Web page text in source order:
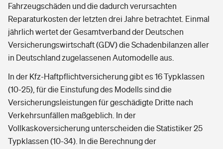
Fahrzeugschäden und die dadurch verursachten
Reparaturkosten der letzten drei Jahre betrachtet. Einmal
jährlich wertet der Gesamtverband der Deutschen
Versicherungswirtschaft (GDV) die Schadenbilanzen aller
in Deutschland zugelassenen Automodelle aus.
In der Kfz-Haftpflichtversicherung gibt es 16 Typklassen
(10-25), für die Einstufung des Modells sind die
Versicherungsleistungen für geschädigte Dritte nach
Verkehrsunfällen maßgeblich. In der
Vollkaskoversicherung unterscheiden die Statistiker 25
Typklassen (10-34). In die Berechnung der